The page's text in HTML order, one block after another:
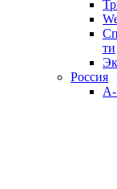
ти
Россия